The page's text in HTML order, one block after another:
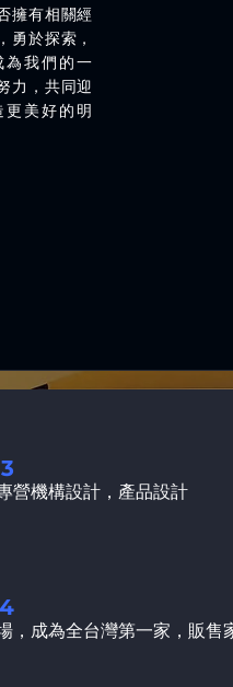
擁有相關經
勇於探索，
為我們的一
力，共同迎
美好的明
營機構設計，產品設計
，成為全台灣第一家，販售